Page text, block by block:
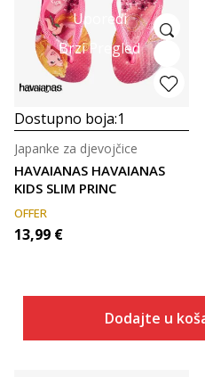
Uporedi
Brzi Pregled
Dostupno boja:1
HAVAIANAS HAVAIANAS
KIDS SLIM PRINC
Japanke za djevojčice
OFFER
13,99 €
Dodajte u